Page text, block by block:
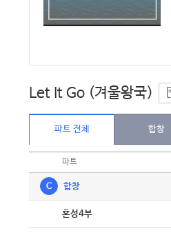
Let It Go (겨울왕국)
파트 전체 합창
파트
C 합창
혼성4부